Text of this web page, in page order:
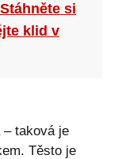
Stáhněte si
klid v
– taková je
Těsto je